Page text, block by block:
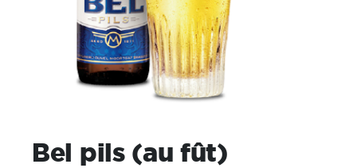
Bel pils (au fût)